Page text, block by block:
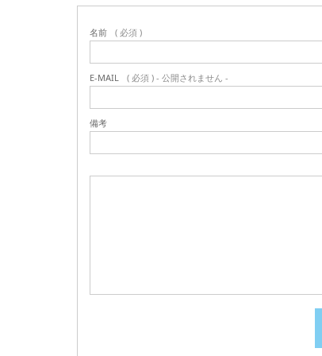
名前 ( 必須 )
E-MAIL ( 必須 ) - 公開されません -
備考